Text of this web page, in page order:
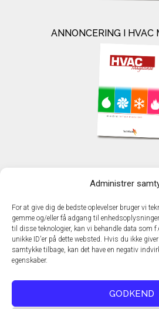
Administrer
For at give dig de bedste oplevelser bruger vi
gemme og/eller få adgang til
til disse teknologier, kan vi behandle data som
unikke ID'er på dette websted. Hvis du ikke
samtykke tilbage, kan det have en negativ
egenskaber.
GODKEND
ANNONCERING I HVAC
TechMedia A/
DK - 2600
Telefon: +45 43 24
E-mail: